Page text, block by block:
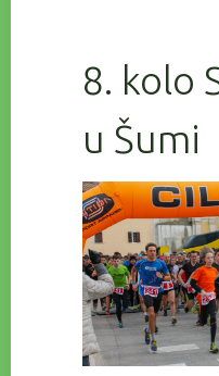
8. kolo
u Šumi